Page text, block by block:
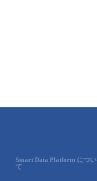
Smart Data Platform につい
て